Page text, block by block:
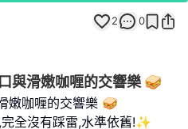
2 0
與滑嫩咖喱的交響樂 🥪
嫩咖喱的交響樂 🥪
全沒有踩雷,水準依舊!✨